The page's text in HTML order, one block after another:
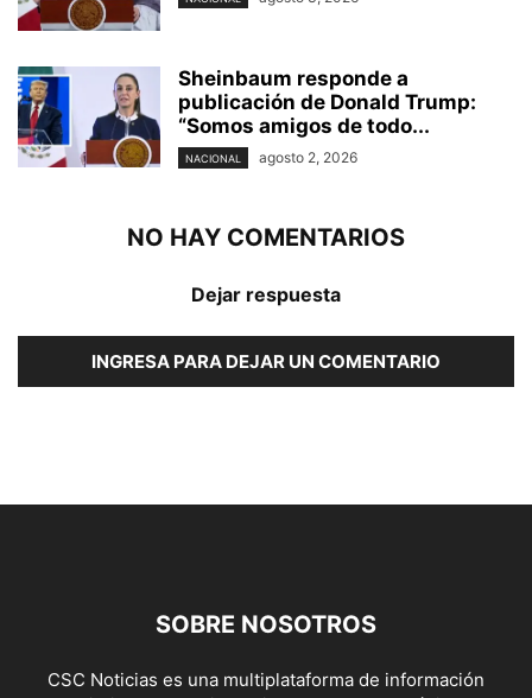
Sheinbaum responde a
publicación de Donald Trump:
“Somos amigos de todo...
NACIONAL agosto 2, 2026
NO HAY COMENTARIOS
Dejar respuesta
INGRESA PARA DEJAR UN COMENTARIO
SOBRE NOSOTROS
CSC Noticias es una multiplataforma de información